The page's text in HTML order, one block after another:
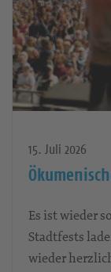
15. Juli 2026
Es ist wieder
Stadtfests
wieder